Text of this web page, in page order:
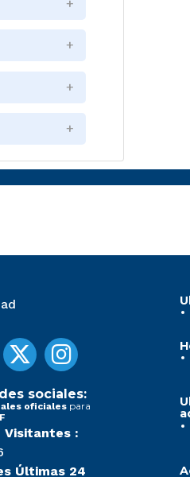
sociales:
oficiales para
Visitantes :
Últimas 24